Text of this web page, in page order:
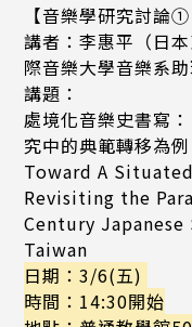
【音樂學研究討論①
講者：李惠平（日
際音樂大學音樂系助
講題：
處境化音樂史書寫
究中的典範轉移為例
Toward A
Revisiting the
Century
Taiwan
日期：3/6(五)
時間：14:30開始